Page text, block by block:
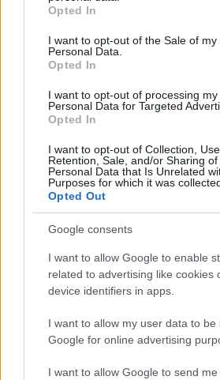
use your data for below specified
consent section.
Opted In
I want to opt-out of the Sale of my
Personal Data.
Opted In
I want to opt-out of processing my
Personal Data for Targeted
Opted In
I want to opt-out of Collection, Use,
Retention, Sale, and/or Sharing of
Personal Data that Is Unrelated
Purposes for which it was
Opted Out
Google consents
I want to allow Google to enable
related to advertising like cookies
device identifiers in apps.
I want to allow my user data to be
Google for online advertising
I want to allow Google to send me
Gigabit: με εξοπλισμό TP-
Link απ' άκρη σ' άκρη
οι προπαραγγελίες
Galaxy Fold: υπάρχει πια
πολυτέλεια για προϊόντα...
ΣΗΜΕΡΑ